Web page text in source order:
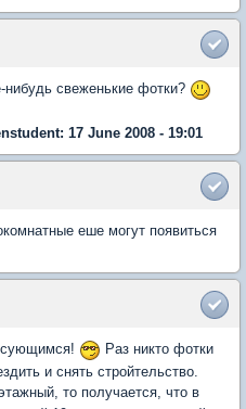
свеженькие фотки?
17 June 2008 - 19:01
еше могут появиться
Раз никто фотки
и снять стройтельство.
то получается, что в